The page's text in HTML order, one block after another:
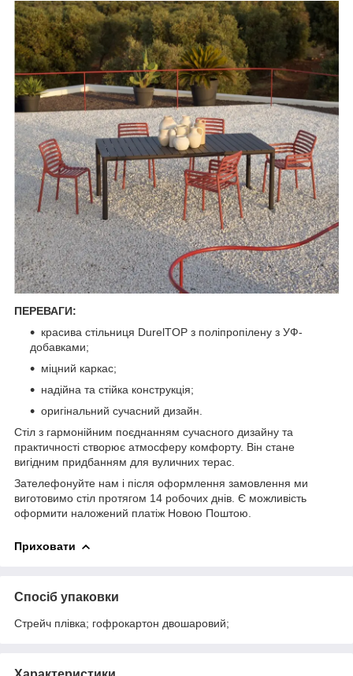
ПЕРЕВАГИ:
красива стільниця DurelTOP з поліпропілену з УФ-
добавками;
міцний каркас;
надійна та стійка конструкція;
оригінальний сучасний дизайн.
Стіл з гармонійним поєднанням сучасного дизайну та
практичності створює атмосферу комфорту. Він стане
вигідним придбанням для вуличних терас.
Зателефонуйте нам і після оформлення замовлення ми
виготовимо стіл протягом 14 робочих днів. Є можливість
оформити наложений платіж Новою Поштою.
Приховати
Спосіб упаковки
Стрейч плівка; гофрокартон двошаровий;